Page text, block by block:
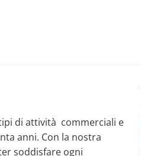
di attività commerciali e
anni. Con la nostra
soddisfare ogni